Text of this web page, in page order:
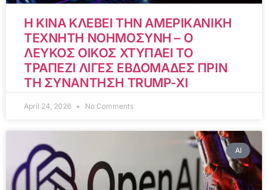
Η ΚΙΝΑ ΚΛΕΒΕΙ ΤΗΝ ΑΜΕΡΙΚΑΝΙΚΗ
ΤΕΧΝΗΤΗ ΝΟΗΜΟΣΥΝΗ – Ο
ΛΕΥΚΟΣ ΟΙΚΟΣ ΧΤΥΠΑΕΙ ΤΟ
ΤΡΑΠΕΖΙ ΛΙΓΕΣ ΕΒΔΟΜΑΔΕΣ ΠΡΙΝ
ΤΗ ΣΥΝΑΝΤΗΣΗ TRUMP-XI
April 24, 2026 No Comments
AI